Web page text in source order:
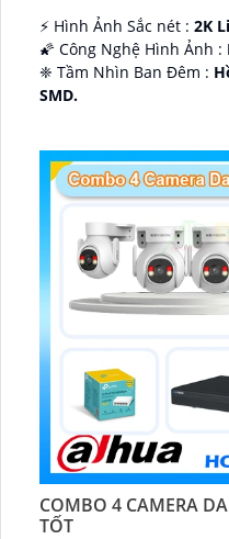
️⚡ Hình Ảnh Sắc nét : 2K
🌠 Công Nghệ Hình Ảnh :
❈ Tầm Nhìn Ban Đêm :
SMD.
COMBO 4 CAMERA
TỐT